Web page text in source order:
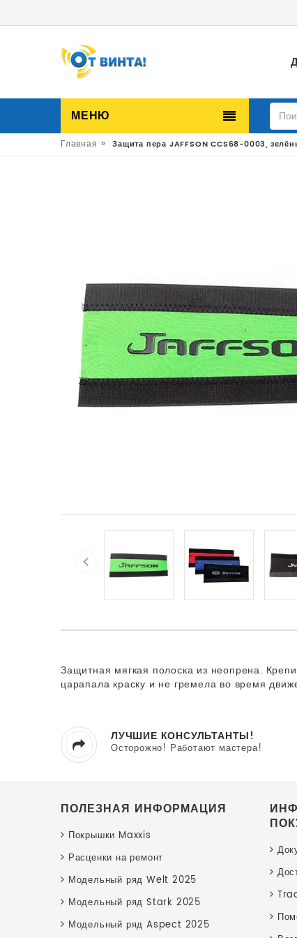
МЕНЮ
Главная » Защита пера JAFFSON CCS68-0003,
Защитная мягкая полоска из неопрена.
царапала краску и не гремела во время
ЛУЧШИЕ КОНСУЛЬТАНТЫ!
Осторожно! Работают мастера!
ПОЛЕЗНАЯ ИНФОРМАЦИЯ
Покрышки Maxxis
Расценки на ремонт
Модельный ряд Welt 2025
Модельный ряд Stark 2025
Модельный ряд Aspect 2025